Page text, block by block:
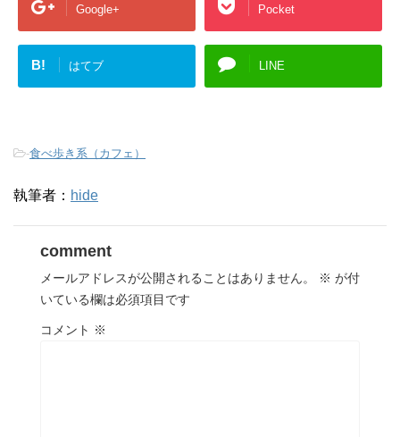
Google+ Pocket
B! はてブ LINE
-食べ歩き系（カフェ）
執筆者： hide
comment
メールアドレスが公開されることはありません。 ※ が付
いている欄は必須項目です
コメント ※